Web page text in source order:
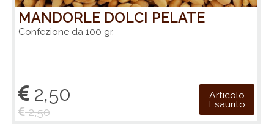
MANDORLE DOLCI PELATE
Confezione da 100 gr.
2,50
2,50
Articolo
Esaurito